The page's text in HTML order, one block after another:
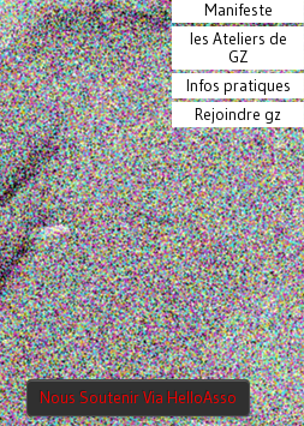
Manifeste
les Ateliers de
GZ
Infos pratiques
Rejoindre gz
Nous Soutenir Via HelloAsso